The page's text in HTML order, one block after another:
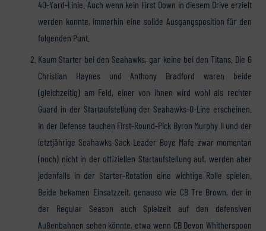
40-Yard-Linie. Auch wenn kein First Down in diesem Drive erzielt
werden konnte, immerhin eine solide Ausgangsposition für den
folgenden Punt.
Kaum Starter bei den Seahawks, gar keine bei den Titans. Die G
Christian Haynes und Anthony Bradford waren beide
(gleichzeitig) am Feld, einer von ihnen wird wohl als rechter
Guard in der Startaufstellung der Seahawks-O-Line erscheinen.
In der Defense tauchen First-Round-Pick Byron Murphy II und der
letztjährige Seahawks-Sack-Leader Boye Mafe zwar momentan
(noch) nicht in der offiziellen Startaufstellung auf, werden aber
jedenfalls in der Starter-Rotation eine wichtige Rolle spielen.
Beide bekamen Einsatzzeit, genauso wie CB Tre Brown, der in
der Regular Season auch Spielzeit auf den defensiven
Außenbahnen sehen könnte, etwa wenn CB Devon Whitherspoon